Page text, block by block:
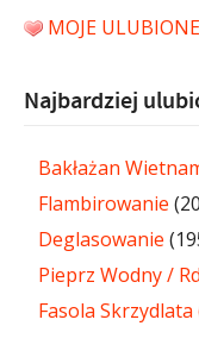
MOJE
Najbardziej
Bakłażan
Flambirowanie
Deglasowanie
Pieprz Wodny /
Fasola